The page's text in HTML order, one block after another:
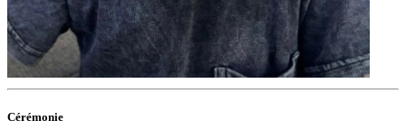
Cérémonie